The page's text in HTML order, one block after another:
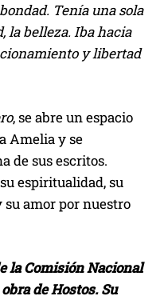
Tenía una sola
la belleza. Iba hacia
y libertad
, se abre un espacio
Amelia y se
de sus escritos.
espiritualidad, su
amor por nuestro
la Comisión Nacional
de Hostos. Su